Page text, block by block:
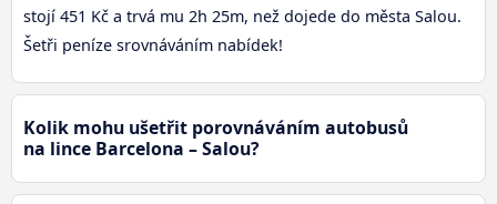
stojí 451 Kč a trvá mu 2h 25m, než dojede do města Salou.
Šetři peníze srovnáváním nabídek!
Kolik mohu ušetřit porovnáváním autobusů
na lince Barcelona – Salou?